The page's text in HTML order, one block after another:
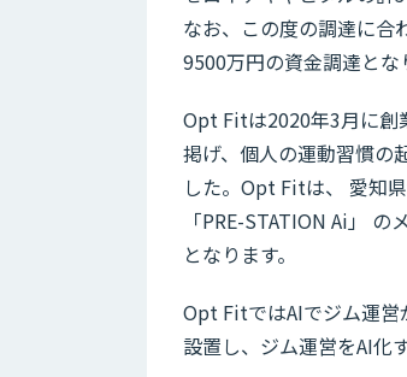
なお、この度の調達に合
9500万円の資金調達とな
Opt Fitは2020年3月に創
掲げ、個人の運動習慣の
した。Opt Fitは、 愛知
「PRE-STATION Ai」
となります。
Opt Fitでは​AIでジム運営
設置し、ジム運営をAI化